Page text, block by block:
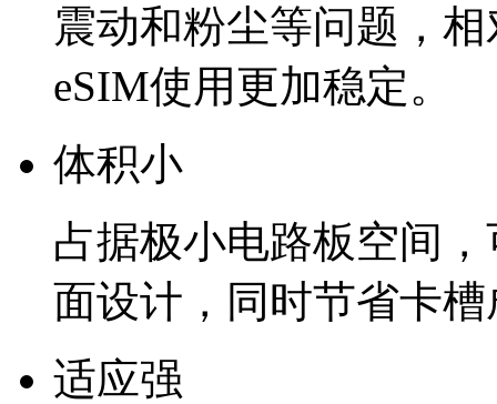
震动和粉尘等问题，
eSIM使用更加稳定。
体积小
占据极小电路板空间
面设计，同时节省卡
适应强